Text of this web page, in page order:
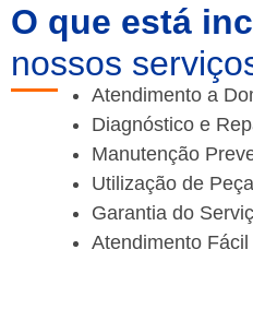
O que está
nossos
Atendimento a
Diagnóstico e
Manutenção
Utilização de
Garantia do
Atendimento